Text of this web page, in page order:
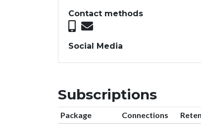
Contact methods
Social Media
Subscriptions
Package Connections